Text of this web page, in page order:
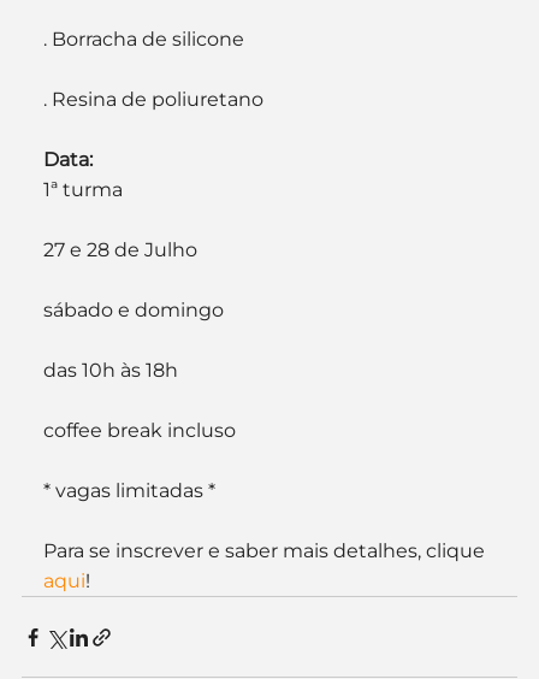
. Borracha de silicone
. Resina de poliuretano
Data:
1ª turma
27 e 28 de Julho
sábado e domingo
das 10h às 18h
coffee break incluso
* vagas limitadas *
Para se inscrever e saber mais detalhes, clique
aqui!